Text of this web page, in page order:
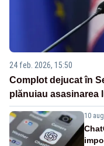
24 feb. 2026, 15:50
Complot dejucat în
plănuiau asasinarea
10